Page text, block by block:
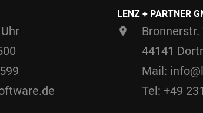
LENZ + PARTNER
Bronnerstr.
44141
Mail:
Tel: +49